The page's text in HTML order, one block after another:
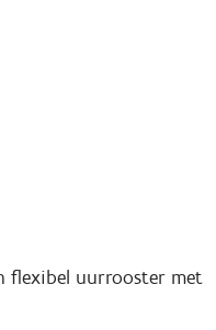
flexibel uurrooster met